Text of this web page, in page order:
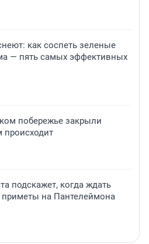
как соспеть зеленые
— пять самых эффективных
побережье закрыли
происходит
подскажет, когда ждать
на Пантелеймона